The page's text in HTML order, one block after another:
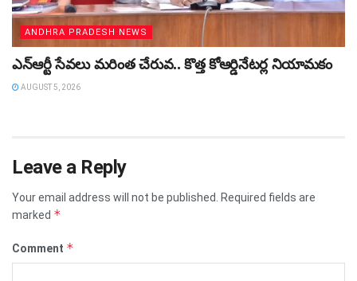
ANDHRA PRADESH NEWS
ఎన్ఆర్టీ సేవలు మరింత చేరువ.. కొత్త కోఆర్డినేటర్ల నియామకం
AUGUST 5, 2026
Leave a Reply
Your email address will not be published.
Required fields are
marked *
Comment *